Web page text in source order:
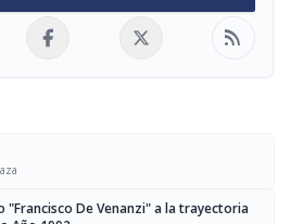
rss_feed
De Venanzi" a la trayectoria